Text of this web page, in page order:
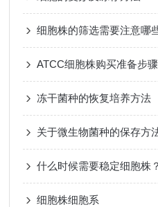
细胞株的筛选需要注意哪
ATCC细胞株购买准备步
冻干菌种的恢复培养方法
关于微生物菌种的保存方
什么时候需要稳定细胞株？
细胞株细胞系